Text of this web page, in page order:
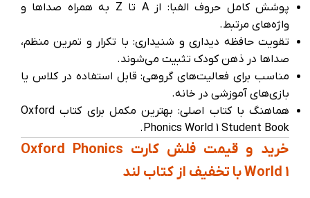
پوشش کامل حروف الفبا: از A تا Z به همراه صداها و
واژه‌های مرتبط.
تقویت حافظه دیداری و شنیداری: با تکرار و تمرین منظم،
صداها در ذهن کودک تثبیت می‌شوند.
مناسب برای فعالیت‌های گروهی: قابل استفاده در کلاس یا
بازی‌های آموزشی در خانه.
هماهنگ با کتاب اصلی: بهترین مکمل برای کتاب Oxford
Phonics World 1 Student Book.
خرید و قیمت فلش کارت Oxford Phonics
World 1 با تخفیف از کتاب لند